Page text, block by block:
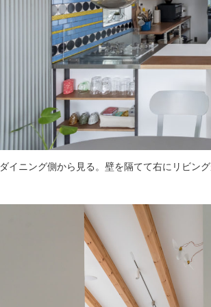
ダイニング側から見る。壁を隔てて右にリビン